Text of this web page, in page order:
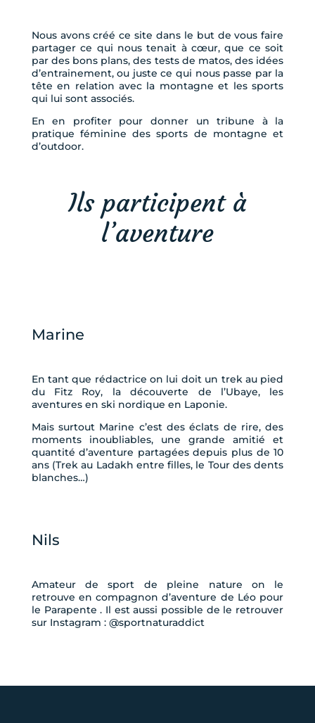
Nous avons créé ce site dans le but de vous faire
partager ce qui nous tenait à cœur, que ce soit
par des bons plans, des tests de matos, des idées
d’entrainement, ou juste ce qui nous passe par la
tête en relation avec la montagne et les sports
qui lui sont associés.
En en profiter pour donner un tribune à la
pratique féminine des sports de montagne et
d’outdoor.
Ils participent à
l’aventure
Marine
En tant que rédactrice on lui doit un trek au pied
du Fitz Roy, la découverte de l’Ubaye, les
aventures en ski nordique en Laponie.
Mais surtout Marine c’est des éclats de rire, des
moments inoubliables, une grande amitié et
quantité d’aventure partagées depuis plus de 10
ans (Trek au Ladakh entre filles, le Tour des dents
blanches…)
Nils
Amateur de sport de pleine nature on le
retrouve en compagnon d’aventure de Léo pour
le Parapente . Il est aussi possible de le retrouver
sur Instagram : @sportnaturaddict